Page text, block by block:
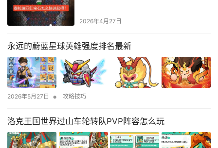
2026年4月27日
永远的蔚蓝星球英雄强度排名最新
2026年5月27日 • 攻略技巧
洛克王国世界过山车轮转队PVP阵容怎么玩